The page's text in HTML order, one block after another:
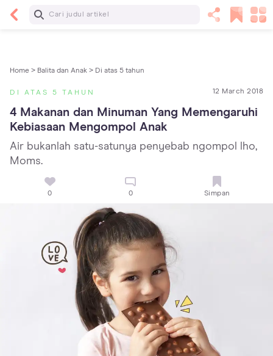
Baca Selanjutnya
Home > Balita dan Anak > Di atas 5 tahun
DI ATAS 5 TAHUN 12 March 2018
4 Makanan dan Minuman Yang Memengaruhi
Kebiasaan Mengompol Anak
Air bukanlah satu-satunya penyebab ngompol lho,
Moms.
0 0 Simpan